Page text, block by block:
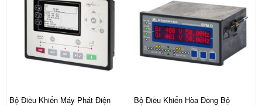
Bộ Điều Khiển Máy Phát Điện
Bộ Điều Khiển Hòa Đồng Bộ